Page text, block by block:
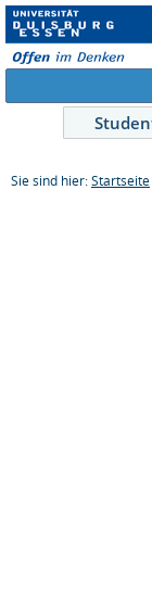
Sie sind hier: Startseite